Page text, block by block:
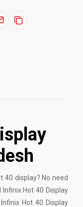
40 display? No need
Hot 40 Display
Hot 40 Display